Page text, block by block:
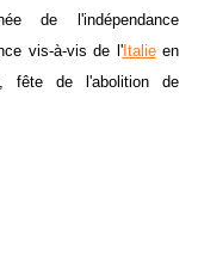
de l'indépendance
vis-à-vis de l'Italieen
fête de l'abolition de